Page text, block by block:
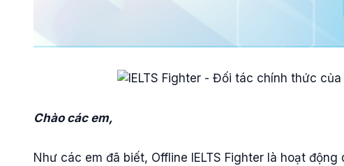
Chào các em,
Như các em đã biết, Offline IELTS Fighter là hoạt